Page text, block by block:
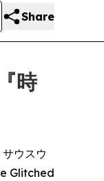
Share
時
ウスウ
Glitched